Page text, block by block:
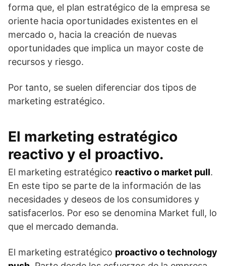
forma que, el plan estratégico de la empresa se
oriente hacia oportunidades existentes en el
mercado o, hacia la creación de nuevas
oportunidades que implica un mayor coste de
recursos y riesgo.
Por tanto, se suelen diferenciar dos tipos de
marketing estratégico.
El marketing estratégico
reactivo y el proactivo.
El marketing estratégico reactivo o market pull.
En este tipo se parte de la información de las
necesidades y deseos de los consumidores y
satisfacerlos. Por eso se denomina Market full, lo
que el mercado demanda.
El marketing estratégico proactivo o technology